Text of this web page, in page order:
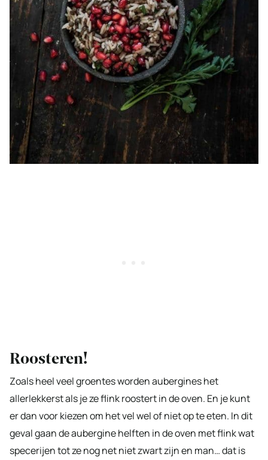
Roosteren!
Zoals heel veel groentes worden aubergines het
allerlekkerst als je ze flink roostert in de oven. En je kunt
er dan voor kiezen om het vel wel of niet op te eten. In dit
geval gaan de aubergine helften in de oven met flink wat
specerijen tot ze nog net niet zwart zijn en man… dat is